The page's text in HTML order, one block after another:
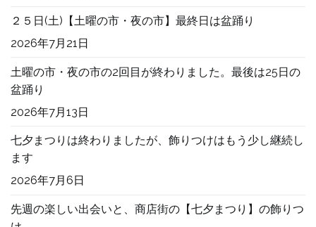
２５日(土)【土曜の市・夜の市】最終日は盆踊り
2026年7月21日
土曜の市・夜の市の2回目が終わりました。最後は25日の
盆踊り
2026年7月13日
七夕まつりは終わりましたが、飾りつけはもう少し継続し
ます
2026年7月6日
先週の楽しい出会いと、商店街の【七夕まつり】の飾りつ